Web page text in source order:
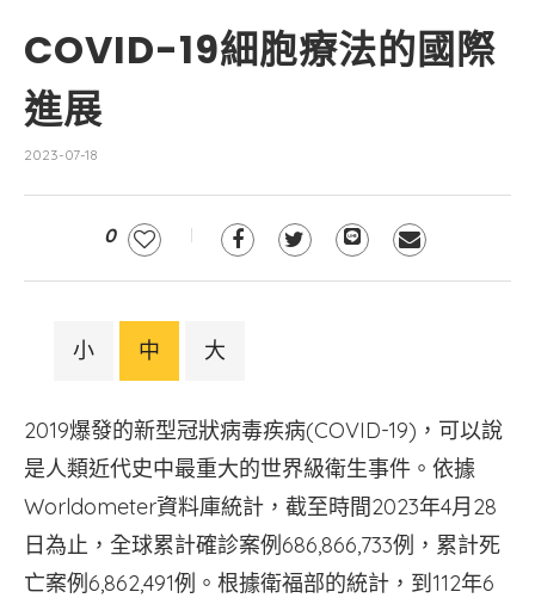
COVID-19細胞療法的國際
進展
2023-07-18
0
小 中 大
2019爆發的新型冠狀病毒疾病(COVID-19)，可以說
是人類近代史中最重大的世界級衛生事件。依據
Worldometer資料庫統計，截至時間2023年4月28
日為止，全球累計確診案例686,866,733例，累計死
亡案例6,862,491例。根據衛福部的統計，到112年6